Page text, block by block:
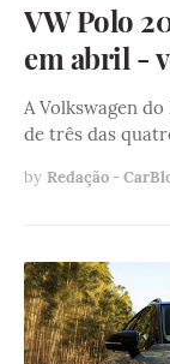
VW Polo
em abril -
A Volkswagen
de três das
by Redação -